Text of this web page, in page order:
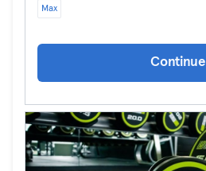
Max
Continue